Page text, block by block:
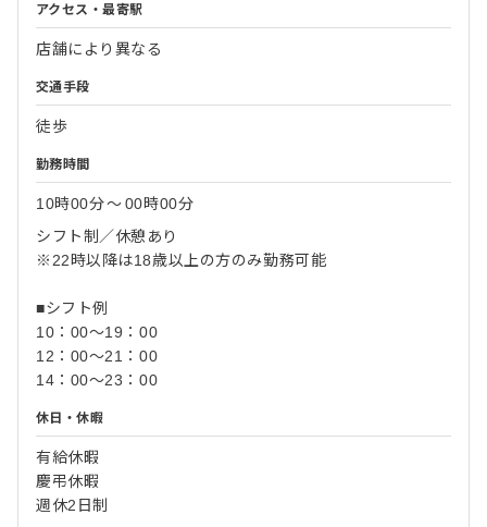
アクセス・最寄駅
店舗により異なる
交通手段
徒歩
勤務時間
10時00分〜00時00分
シフト制／休憩あり
※22時以降は18歳以上の方のみ勤務可能
■シフト例
10：00～19：00
12：00～21：00
14：00～23：00
休日・休暇
有給休暇
慶弔休暇
週休2日制